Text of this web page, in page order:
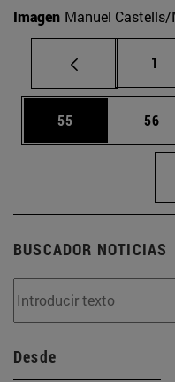
Imagen Manuel Castells/
1
Página
55 56
BUSCADOR NOTICIAS
Desde